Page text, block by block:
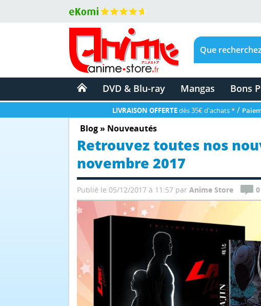
DVD & Blu-ray Mangas Bons
LIVRAISON OFFERTEdès 35€ d'achats * /
Blog» Nouveautés
Retrouvez toutes nos
novembre 2017
Publié le 05/12/2017 à 11:57 par Anime Store 0